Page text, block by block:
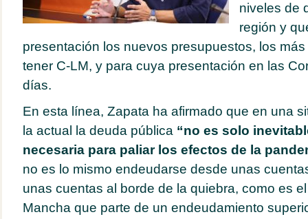
niveles de
región y
presentación los nuevos presupuestos, los
tener C-LM, y para cuya presentación en las
días.
En esta línea, Zapata ha afirmado que en una
la actual la deuda pública “no es solo
necesaria para paliar los efectos de la
no es lo mismo endeudarse desde unas
unas cuentas al borde de la quiebra, como es
Mancha que parte de un endeudamiento